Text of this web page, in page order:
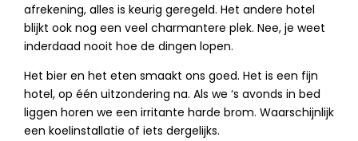
afrekening, alles is keurig geregeld. Het andere hotel
blijkt ook nog een veel charmantere plek. Nee, je weet
inderdaad nooit hoe de dingen lopen.
Het bier en het eten smaakt ons goed. Het is een fijn
hotel, op één uitzondering na. Als we ‘s avonds in bed
liggen horen we een irritante harde brom. Waarschijnlijk
een koelinstallatie of iets dergelijks.